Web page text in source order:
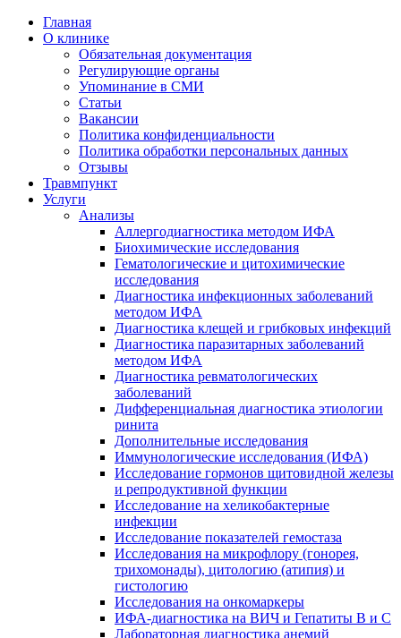
Главная
О клинике
Обязательная документация
Регулирующие органы
Упоминание в СМИ
Статьи
Вакансии
Политика конфиденциальности
Политика обработки персональных данных
Отзывы
Травмпункт
Услуги
Анализы
Аллергодиагностика методом ИФА
Биохимические исследования
Гематологические и цитохимические
исследования
Диагностика инфекционных заболеваний
методом ИФА
Диагностика клещей и грибковых инфекций
Диагностика паразитарных заболеваний
методом ИФА
Диагностика ревматологических
заболеваний
Дифференциальная диагностика этиологии
ринита
Дополнительные исследования
Иммунологические исследования (ИФА)
Исследование гормонов щитовидной железы
и репродуктивной функции
Исследование на хеликобактерные
инфекции
Исследование показателей гемостаза
Исследования на микрофлору (гонорея,
трихомонады), цитологию (атипия) и
гистологию
Исследования на онкомаркеры
ИФА-диагностика на ВИЧ и Гепатиты B и C
Лабораторная диагностика анемий